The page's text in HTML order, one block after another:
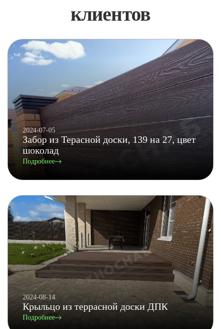
клиентов
2024-07-05
Забор из Терасной доски, 139 на 27, цвет
шоколад
Подробнее
2024-08-14
Крыльцо из террасной доски ДПК
Подробнее